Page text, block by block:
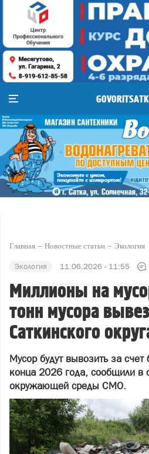
Главная Новостные статьи Экология
Экология 11.06.2026 - 11:55
Миллионы на
тонн мусора
Саткинского
Мусор будут вывозить за
конца 2026 года, сообщили в
окружающей среды СМО.